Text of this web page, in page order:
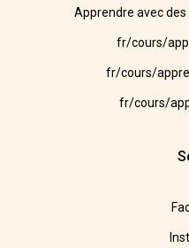
Apprendre avec
fr/cours/
fr/cours/
fr/cours/